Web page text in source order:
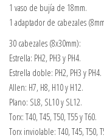
1 vaso de bujía de 18mm.
1 adaptador de cabezales
30 cabezales (8x30mm):
Estrella: PH2, PH3 y PH4.
Estrella doble: PH2, PH3 y PH4.
Allen: H7, H8, H10 y H12.
Plano: SL8, SL10 y SL12.
Torx: T40, T45, T50, T55 y T60.
Torx inviolable: T40, T45, T50,